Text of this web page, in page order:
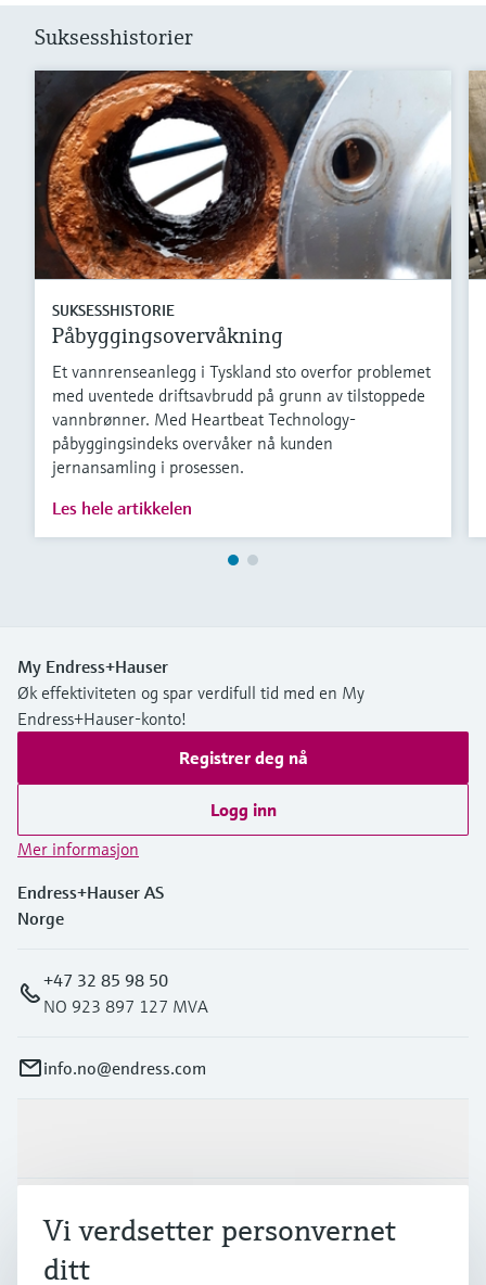
Suksesshistorier
SUKSESSHISTORIE
Påbyggingsovervåkning
Et vannrenseanlegg i Tyskland sto overfor problemet
med uventede driftsavbrudd på grunn av tilstoppede
vannbrønner. Med Heartbeat Technology-
påbyggingsindeks overvåker nå kunden
jernansamling i prosessen.
Les hele artikkelen
My Endress+Hauser
Øk effektiviteten og spar verdifull tid med en My
Endress+Hauser-konto!
Registrer deg nå
Logg inn
Mer informasjon
Endress+Hauser AS
Norge
+47 32 85 98 50
NO 923 897 127 MVA
info.no@endress.com
Industrier
Vi verdsetter personvernet
ditt